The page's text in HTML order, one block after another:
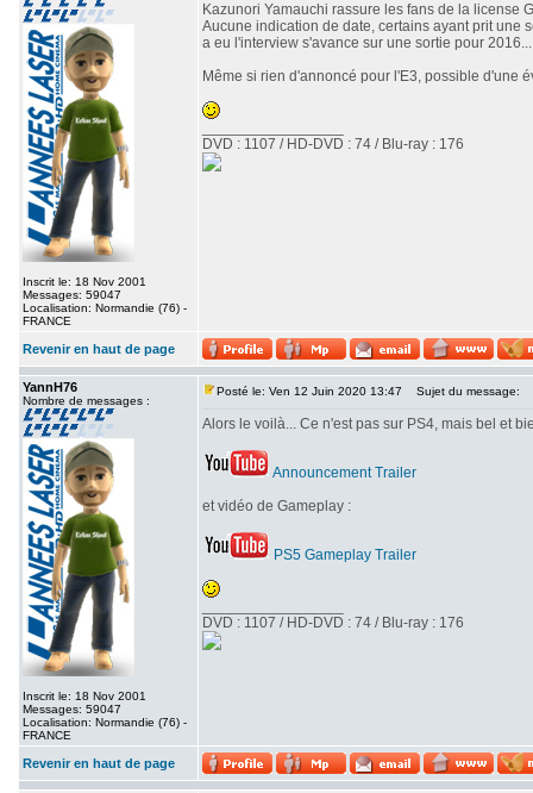
Inscrit le: 18 Nov 2001
Messages: 59047
Localisation: Normandie (76) -
FRANCE
Kazunori Yamauchi rassure les fans de la license
Aucune indication de date, certains ayant prit une
a eu l'interview s'avance sur une sortie pour 2016...
Même si rien d'annoncé pour l'E3, possible d'une
DVD : 1107 / HD-DVD : 74 / Blu-ray : 176
Revenir en haut de page
YannH76
Nombre de messages :
Inscrit le: 18 Nov 2001
Messages: 59047
Localisation: Normandie (76) -
FRANCE
Posté le: Ven 12 Juin 2020 13:47 Sujet du message:
Alors le voilà... Ce n'est pas sur PS4, mais bel et
Announcement Trailer
et vidéo de Gameplay :
PS5 Gameplay Trailer
DVD : 1107 / HD-DVD : 74 / Blu-ray : 176
Revenir en haut de page